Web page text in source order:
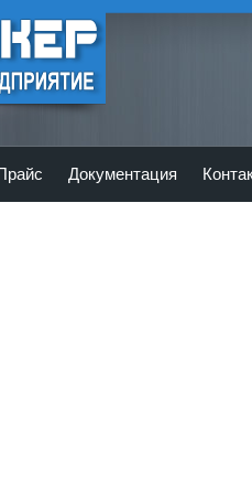
Документация